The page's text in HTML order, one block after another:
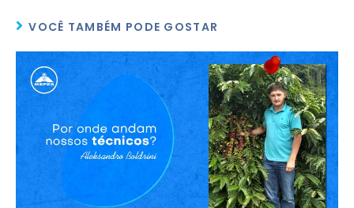
VOCÊ TAMBÉM PODE GOSTAR